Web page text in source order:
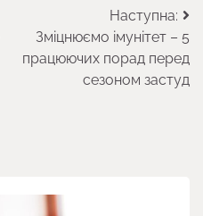
Наступна:
Зміцнюємо імунітет – 5
працюючих порад перед
сезоном застуд